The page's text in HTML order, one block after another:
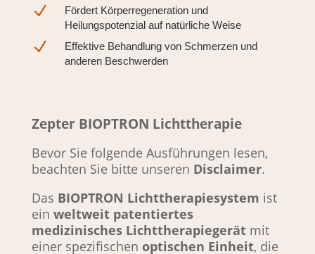
N
Fördert Körperregeneration und
Heilungspotenzial auf natürliche Weise
N
Effektive Behandlung von Schmerzen und
anderen Beschwerden
Zepter BIOPTRON Lichttherapie
Bevor Sie folgende Ausführungen lesen,
beachten Sie bitte unseren Disclaimer.
Das BIOPTRON Lichttherapiesystem ist
ein weltweit patentiertes
medizinisches Lichttherapiegerätmit
einer spezifischen optischen Einheit, die